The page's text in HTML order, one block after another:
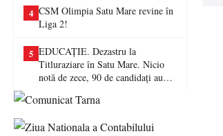
4 CSM Olimpia Satu Mare revine în
Liga 2!
5 EDUCAȚIE. Dezastru la
Titluraziare în Satu Mare. Nicio
notă de zece, 90 de candidați au